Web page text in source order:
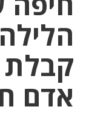
קבלת
אדם